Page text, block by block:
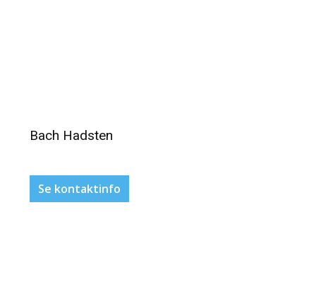
Bach Hadsten
Se kontaktinfo